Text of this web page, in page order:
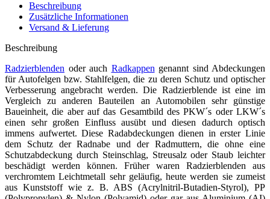
Beschreibung
Zusätzliche Informationen
Versand & Lieferung
Beschreibung
Radzierblenden oder auch Radkappen genannt sind Abdeckungen
für Autofelgen bzw. Stahlfelgen, die zu deren Schutz und optischer
Verbesserung angebracht werden. Die Radzierblende ist eine im
Vergleich zu anderen Bauteilen an Automobilen sehr günstige
Baueinheit, die aber auf das Gesamtbild des PKW´s oder LKW´s
einen sehr großen Einfluss ausübt und diesen dadurch optisch
immens aufwertet. Diese Radabdeckungen dienen in erster Linie
dem Schutz der Radnabe und der Radmuttern, die ohne eine
Schutzabdeckung durch Steinschlag, Streusalz oder Staub leichter
beschädigt werden können. Früher waren Radzierblenden aus
verchromtem Leichtmetall sehr geläufig, heute werden sie zumeist
aus Kunststoff wie z. B. ABS (Acrylnitril-Butadien-Styrol), PP